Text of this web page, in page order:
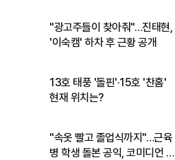
"광고주들이 찾아줘"…진태현,
'이숙캠' 하차 후 근황 공개
13호 태풍 '돌핀'·15호 '찬홈'
현재 위치는?
"속옷 빨고 졸업식까지"…근육
병 학생 돌본 공익, 코미디언 김